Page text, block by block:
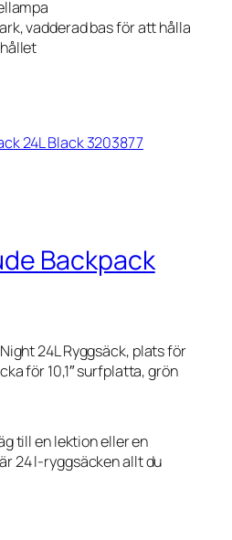
vadderad bas för att hålla
24L Black 3203877
Backpack
24L Ryggsäck, plats för
för 10,1″ surfplatta, grön
till en lektion eller en
24 l-ryggsäcken allt du